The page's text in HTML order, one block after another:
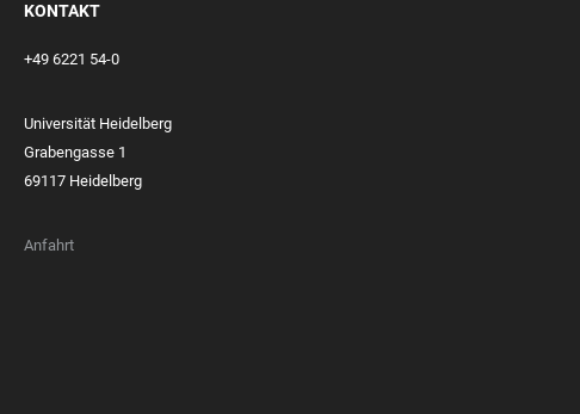
KONTAKT
+49 6221 54-0
Universität Heidelberg
Grabengasse 1
69117 Heidelberg
Anfahrt